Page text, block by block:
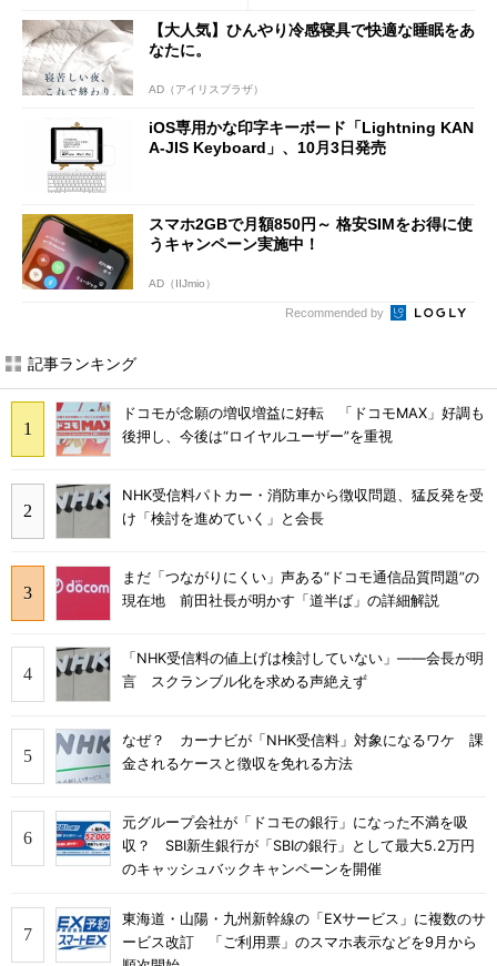
【大人気】ひんやり冷感寝具で快適な睡眠をあ
なたに。
AD（アイリスプラザ）
iOS専用かな印字キーボード「Lightning KAN
A-JIS Keyboard」、10月3日発売
スマホ2GBで月額850円～ 格安SIMをお得に使
うキャンペーン実施中！
AD（IIJmio）
Recommended by
記事ランキング
ドコモが念願の増収増益に好転 「ドコモMAX」好調も
後押し、今後は“ロイヤルユーザー”を重視
NHK受信料パトカー・消防車から徴収問題、猛反発を受
け「検討を進めていく」と会長
まだ「つながりにくい」声ある“ドコモ通信品質問題”の
現在地 前田社長が明かす「道半ば」の詳細解説
「NHK受信料の値上げは検討していない」――会長が明
言 スクランブル化を求める声絶えず
なぜ？ カーナビが「NHK受信料」対象になるワケ 課
金されるケースと徴収を免れる方法
元グループ会社が「ドコモの銀行」になった不満を吸
収？ SBI新生銀行が「SBIの銀行」として最大5.2万円
のキャッシュバックキャンペーンを開催
東海道・山陽・九州新幹線の「EXサービス」に複数のサ
ービス改訂 「ご利用票」のスマホ表示などを9月から